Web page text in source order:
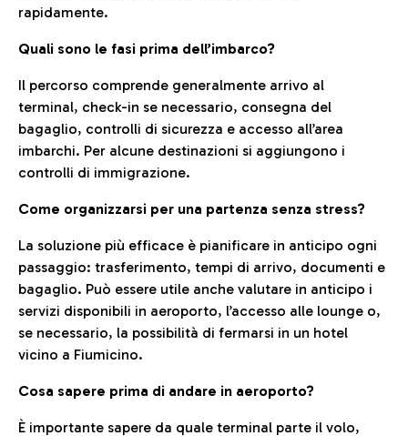
rapidamente.
Quali sono le fasi prima dell’imbarco?
Il percorso comprende generalmente arrivo al
terminal, check-in se necessario, consegna del
bagaglio, controlli di sicurezza e accesso all’area
imbarchi. Per alcune destinazioni si aggiungono i
controlli di immigrazione.
Come organizzarsi per una partenza senza stress?
La soluzione più efficace è pianificare in anticipo ogni
passaggio: trasferimento, tempi di arrivo, documenti e
bagaglio. Può essere utile anche valutare in anticipo i
servizi disponibili in aeroporto, l’accesso alle lounge o,
se necessario, la possibilità di fermarsi in un hotel
vicino a Fiumicino.
Cosa sapere prima di andare in aeroporto?
È importante sapere da quale terminal parte il volo,